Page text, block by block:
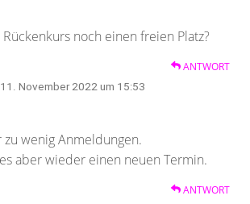
noch einen freien Platz?
ANTWORT
11. November 2022 um 15:53
wenig Anmeldungen.
aber wieder einen neuen Termin.
ANTWORT